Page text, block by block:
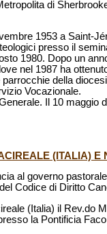
di
1953 a Saint-
presso il
1980. Dopo un
nel 1987 ha
della
Vocazionale.
Il 10
(ITALIA) E
al governo
Codice di Diritto
(Italia) il Rev.do
la Pontificia